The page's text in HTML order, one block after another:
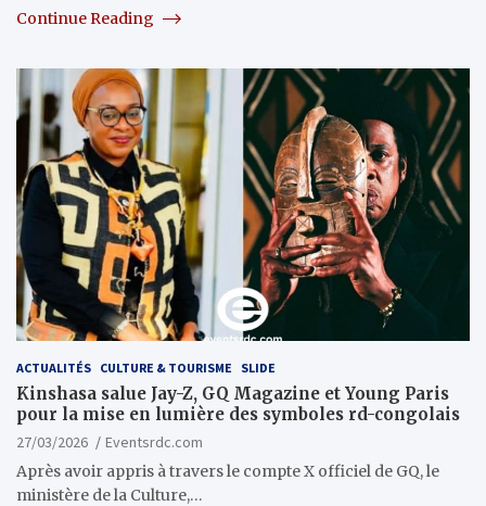
Continue Reading
ACTUALITÉS CULTURE & TOURISME SLIDE
Kinshasa salue Jay-Z, GQ Magazine et Young Paris
pour la mise en lumière des symboles rd-congolais
27/03/2026
Eventsrdc.com
Après avoir appris à travers le compte X officiel de GQ, le
ministère de la Culture,…